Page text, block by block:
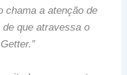
chama a atenção de
que atravessa o